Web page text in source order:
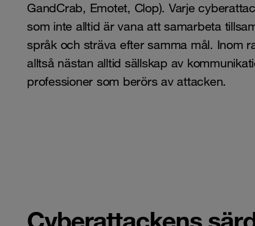
GandCrab, Emotet, Clop). Varje
som inte alltid är vana att samarbeta
språk och sträva efter samma mål. Inom
alltså nästan alltid sällskap av
professioner som berörs av attacken.